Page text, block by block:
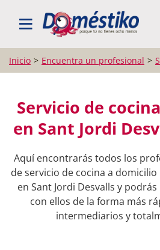
BUSCAR PROFESIONALES
Inicio Encuentra un profesional
Servicio de
en Sant Jordi
Aquí encontrarás todos los
de servicio de cocina a
en Sant Jordi Desvalls y
con ellos de la forma más
intermediarios y